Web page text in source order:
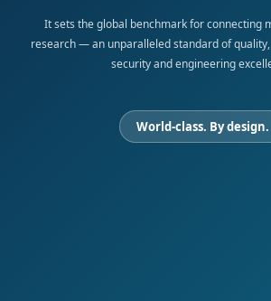
It sets the global benchmark for connecting
research — an unparalleled standard of
security and engineering
World-class. By design.